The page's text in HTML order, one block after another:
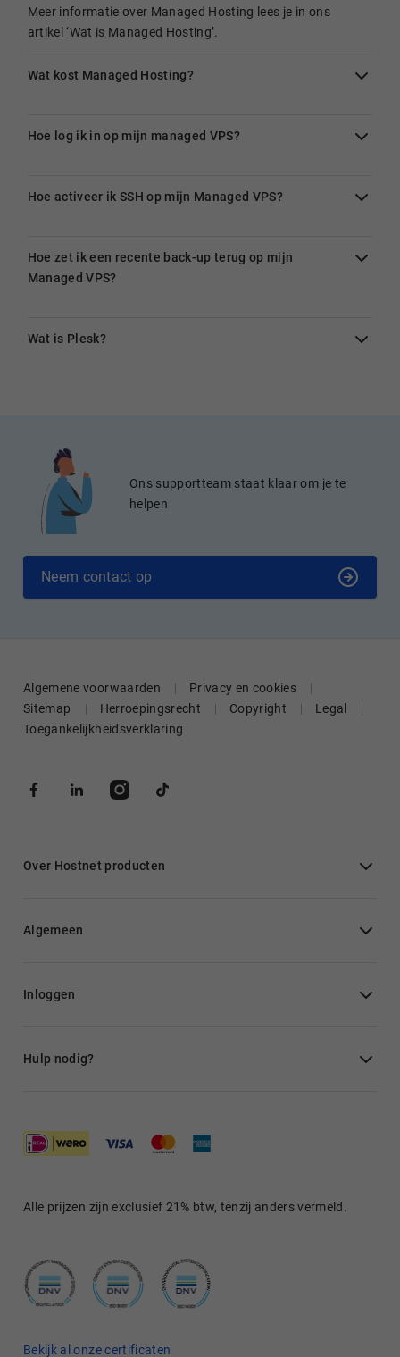
Meer informatie over Managed Hosting lees je in ons
artikel ‘Wat is Managed Hosting’.
Wat kost Managed Hosting?
Hoe log ik in op mijn managed VPS?
Hoe activeer ik SSH op mijn Managed VPS?
Hoe zet ik een recente back-up terug op mijn
Managed VPS?
Wat is Plesk?
Ons supportteam staat klaar om je te
helpen
Neem contact op
Algemene voorwaarden
Privacy en cookies
Sitemap
Herroepingsrecht Copyright
Legal
Toegankelijkheidsverklaring
Over Hostnet producten
Algemeen
Inloggen
Hulp nodig?
Alle prijzen zijn exclusief 21% btw, tenzij anders vermeld.
Bekijk al onze certificaten